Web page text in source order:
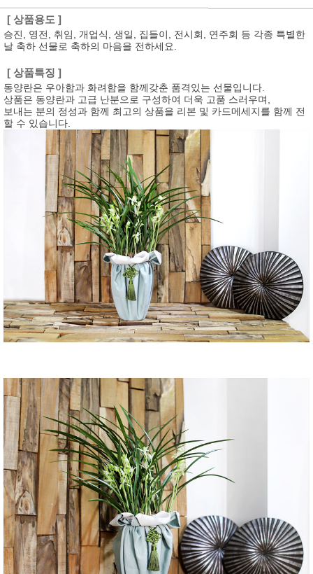
[ 상품용도 ]
승진, 영전, 취임, 개업식, 생일, 집들이, 전시회, 연주회 등 각종 특별한
날 축하 선물로 축하의 마음을 전하세요.
[ 상품특징 ]
동양란은 우아함과 화려함을 함께갖춘 품격있는 선물입니다.
상품은 동양란과 고급 난분으로 구성하여 더욱 고품 스러우며,
보내는 분의 정성과 함께 최고의 상품을 리본 및 카드메세지를 함께 전
할 수 있습니다.